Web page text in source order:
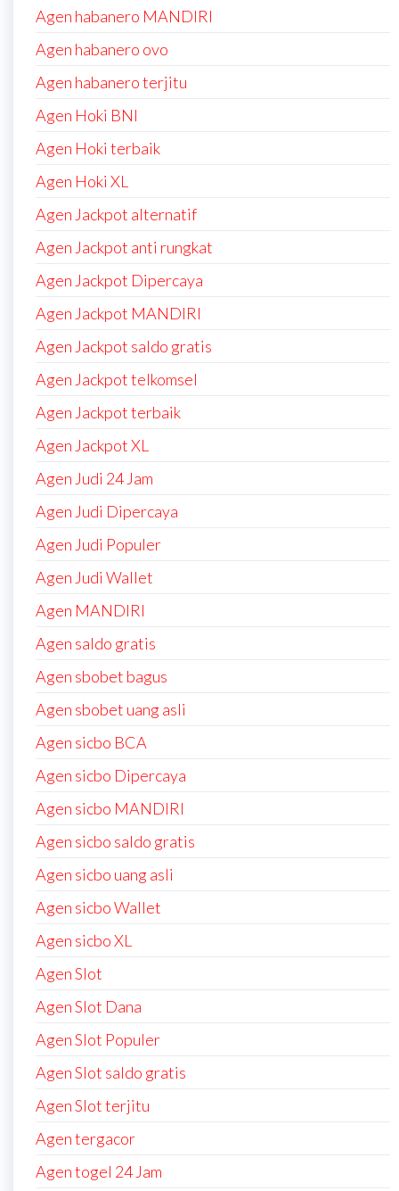
Agen habanero MANDIRI
Agen habanero ovo
Agen habanero terjitu
Agen Hoki BNI
Agen Hoki terbaik
Agen Hoki XL
Agen Jackpot alternatif
Agen Jackpot anti rungkat
Agen Jackpot Dipercaya
Agen Jackpot MANDIRI
Agen Jackpot saldo gratis
Agen Jackpot telkomsel
Agen Jackpot terbaik
Agen Jackpot XL
Agen Judi 24 Jam
Agen Judi Dipercaya
Agen Judi Populer
Agen Judi Wallet
Agen MANDIRI
Agen saldo gratis
Agen sbobet bagus
Agen sbobet uang asli
Agen sicbo BCA
Agen sicbo Dipercaya
Agen sicbo MANDIRI
Agen sicbo saldo gratis
Agen sicbo uang asli
Agen sicbo Wallet
Agen sicbo XL
Agen Slot
Agen Slot Dana
Agen Slot Populer
Agen Slot saldo gratis
Agen Slot terjitu
Agen tergacor
Agen togel 24 Jam